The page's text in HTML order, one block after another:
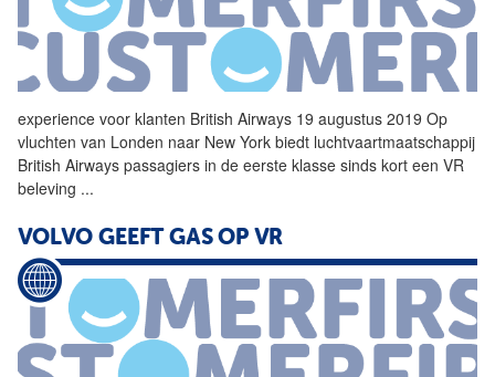
experience voor klanten British Airways 19 augustus 2019 Op
vluchten van Londen naar New York biedt luchtvaartmaatschappij
British Airways passagiers in de eerste klasse sinds kort een VR
beleving ...
VOLVO GEEFT GAS OP VR